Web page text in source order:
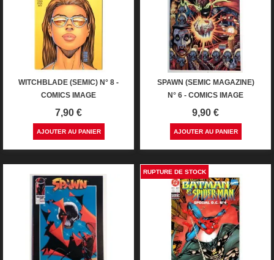
WITCHBLADE (SEMIC) N° 8 -
COMICS IMAGE
Prix
7,90 €
AJOUTER AU PANIER
SPAWN (SEMIC MAGAZINE)
N° 6 - COMICS IMAGE
Prix
9,90 €
AJOUTER AU PANIER
RUPTURE DE STOCK